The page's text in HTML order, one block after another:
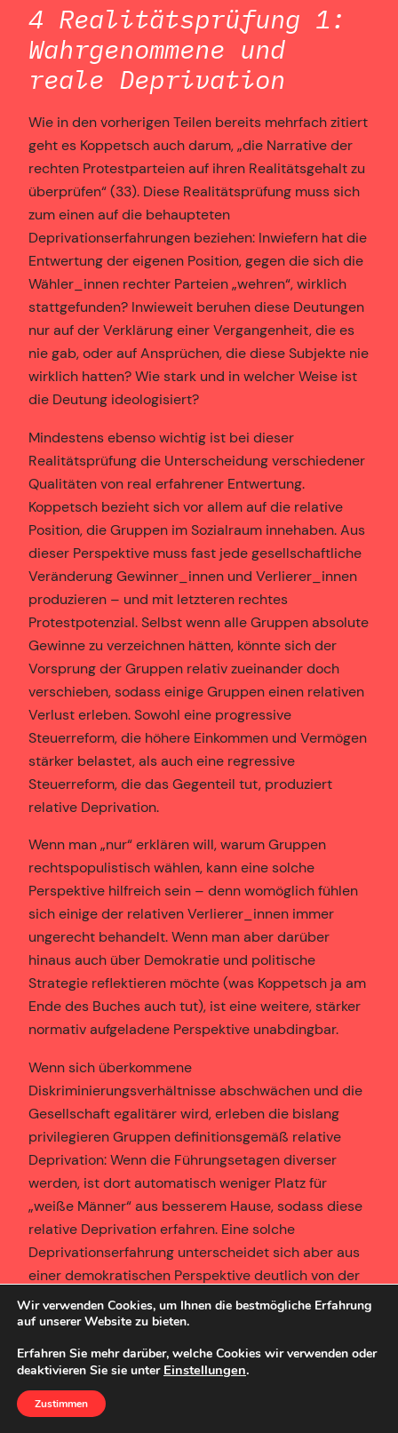
4 Realitätsprüfung 1:
Wahrgenommene und
reale Deprivation
Wie in den vorherigen Teilen bereits mehrfach zitiert
geht es Koppetsch auch darum, „die Narrative der
rechten Protestparteien auf ihren Realitätsgehalt zu
überprüfen“ (33). Diese Realitätsprüfung muss sich
zum einen auf die behaupteten
Deprivationserfahrungen beziehen: Inwiefern hat die
Entwertung der eigenen Position, gegen die sich die
Wähler_innen rechter Parteien „wehren“, wirklich
stattgefunden? Inwieweit beruhen diese Deutungen
nur auf der Verklärung einer Vergangenheit, die es
nie gab, oder auf Ansprüchen, die diese Subjekte nie
wirklich hatten? Wie stark und in welcher Weise ist
die Deutung ideologisiert?
Mindestens ebenso wichtig ist bei dieser
Realitätsprüfung die Unterscheidung verschiedener
Qualitäten von real erfahrener Entwertung.
Koppetsch bezieht sich vor allem auf die relative
Position, die Gruppen im Sozialraum innehaben. Aus
dieser Perspektive muss fast jede gesellschaftliche
Veränderung Gewinner_innen und Verlierer_innen
produzieren – und mit letzteren rechtes
Protestpotenzial. Selbst wenn alle Gruppen absolute
Gewinne zu verzeichnen hätten, könnte sich der
Vorsprung der Gruppen relativ zueinander doch
verschieben, sodass einige Gruppen einen relativen
Verlust erleben. Sowohl eine progressive
Steuerreform, die höhere Einkommen und Vermögen
stärker belastet, als auch eine regressive
Steuerreform, die das Gegenteil tut, produziert
relative Deprivation.
Wenn man „nur“ erklären will, warum Gruppen
rechtspopulistisch wählen, kann eine solche
Perspektive hilfreich sein – denn womöglich fühlen
sich einige der relativen Verlierer_innen immer
ungerecht behandelt. Wenn man aber darüber
hinaus auch über Demokratie und politische
Strategie reflektieren möchte (was Koppetsch ja am
Ende des Buches auch tut), ist eine weitere, stärker
normativ aufgeladene Perspektive unabdingbar.
Wenn sich überkommene
Diskriminierungsverhältnisse abschwächen und die
Gesellschaft egalitärer wird, erleben die bislang
privilegieren Gruppen definitionsgemäß relative
Deprivation: Wenn die Führungsetagen diverser
werden, ist dort automatisch weniger Platz für
„weiße Männer“ aus besserem Hause, sodass diese
relative Deprivation erfahren. Eine solche
Deprivationserfahrung unterscheidet sich aber aus
einer demokratischen Perspektive deutlich von der
Deprivationserfahrung, die etwa Gruppen machen,
welche durch Reformen sozialer Sicherungssysteme
neuen Formen des Zwangs und der Gängelung
ausgesetzt sind. Diese wiederum unterscheidet sich
von der Deprivationserfahrung von ohnehin schon
marginalisierten Gruppen, deren Marginalisierung
Wir verwenden Cookies, um Ihnen die bestmögliche Erfahrung
auf unserer Website zu bieten.
Erfahren Sie mehr darüber, welche Cookies wir verwenden oder
deaktivieren Sie sie unter Einstellungen.
Zustimmen